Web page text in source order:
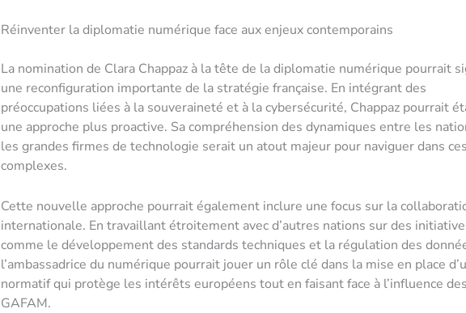
Réinventer la diplomatie numérique face aux enjeux contemporains
La nomination de Clara Chappaz à la tête de la diplomatie numérique pourrait
une reconfiguration importante de la stratégie française. En intégrant des
préoccupations liées à la souveraineté et à la cybersécurité, Chappaz pourrait
une approche plus proactive. Sa compréhension des dynamiques entre les
les grandes firmes de technologie serait un atout majeur pour naviguer dans
complexes.
Cette nouvelle approche pourrait également inclure une focus sur la
internationale. En travaillant étroitement avec d’autres nations sur des
comme le développement des standards techniques et la régulation des
l’ambassadrice du numérique pourrait jouer un rôle clé dans la mise en place
normatif qui protège les intérêts européens tout en faisant face à l’influence des
GAFAM.